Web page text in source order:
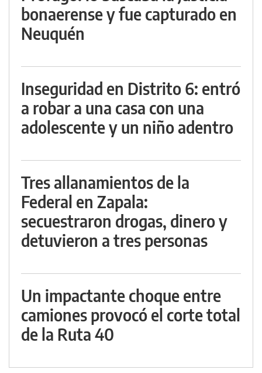
bonaerense y fue capturado en
Neuquén
Inseguridad en Distrito 6: entró
a robar a una casa con una
adolescente y un niño adentro
Tres allanamientos de la
Federal en Zapala:
secuestraron drogas, dinero y
detuvieron a tres personas
Un impactante choque entre
camiones provocó el corte total
de la Ruta 40